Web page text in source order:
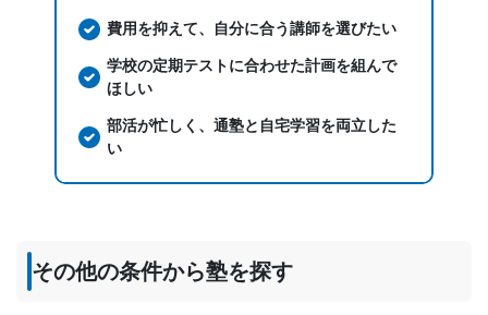
費用を抑えて、自分に合う講師を選びたい
学校の定期テストに合わせた計画を組んで
ほしい
部活が忙しく、通塾と自宅学習を両立した
い
その他の条件から塾を探す